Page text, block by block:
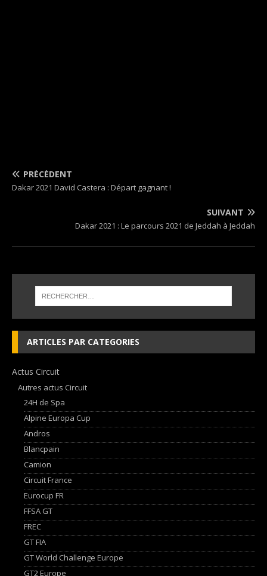
PRÉCÉDENT
Dakar 2021 David Castera : Départ gagnant !
SUIVANT
Dakar 2021 : Le parcours 2021 de Jeddah à Jeddah
ARTICLES PAR CATEGORIES
Actus Circuit
Autres actus Circuit
24H de Spa
Alpine Europa Cup
Andros
Blancpain
Camion
Circuit France
Eurocup FR
FFSA GT
FREC
GT FIA
GT World Challenge Europe
GT2 Europe